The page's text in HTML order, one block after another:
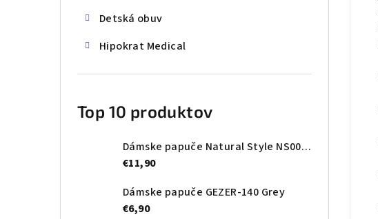
Detská obuv
Hipokrat Medical
Top 10 produktov
Dámske papuče Natural Style NS008 čierne
€11,90
Dámske papuče GEZER-140 Grey
€6,90